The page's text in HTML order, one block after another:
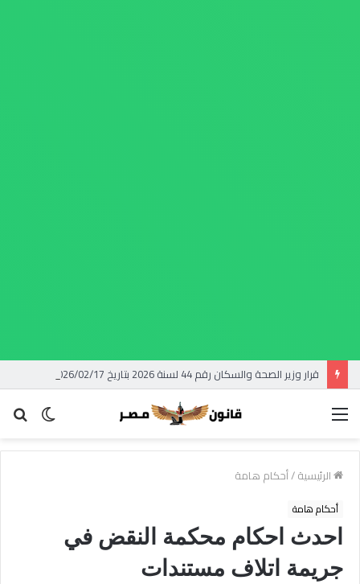
الوضع
القائمة
الرئيسية/أحكام هامة
أحكام هامة
احدث احكام محكمة النقض في
جريمة اتلاف مستندات